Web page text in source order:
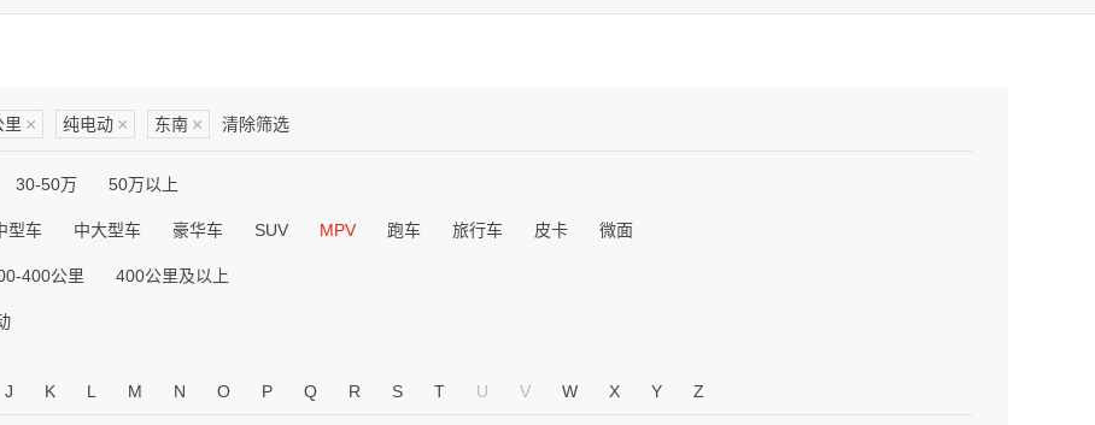
里 × 纯电动 × 东南 × 清除筛选
30-50万 50万以上
型车 中大型车 豪华车 SUV MPV 跑车 旅行车 皮卡 微面
400公里 400公里及以上
J K L M N O P Q R S T U V W X Y Z